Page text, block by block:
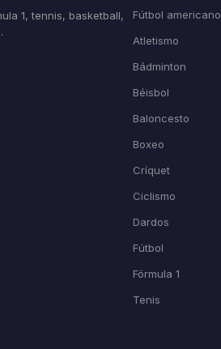
1, tennis, basketball,
Fútbol americano
Atletismo
Bádminton
Béisbol
Baloncesto
Boxeo
Críquet
Ciclismo
Dardos
Fútbol
Fórmula 1
Tenis